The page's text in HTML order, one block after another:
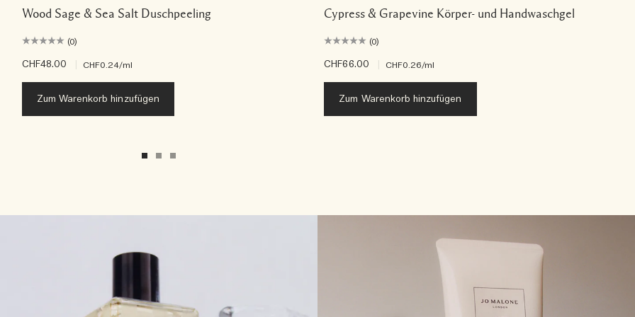
Wood Sage & Sea Salt Duschpeeling
(0)
CHF48.00 CHF0.24/ml
Zum Warenkorb hinzufügen
Cypress & Grapevine Körper- und Handwaschgel
(0)
CHF66.00 CHF0.26/ml
Zum Warenkorb hinzufügen